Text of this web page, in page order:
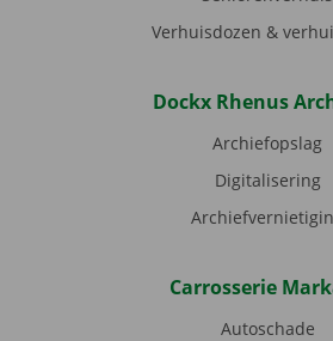
Verhuisdozen &
Dockx Rhenus
Archiefopslag
Digitalisering
Carrosserie
Autoschade